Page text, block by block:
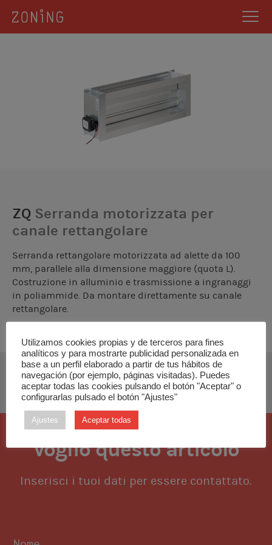
ZQ Serranda motorizzata per
canale rettangolare
Serranda rettangolare motorizzata ad alette da 100
mm, parallele alla dimensione maggiore (quota L).
Costruzione in alluminio e trasmissione a ingranaggi
in poliammide. Da montare direttamente su canale
rettangolare.
SCARICA MANUALE TECNICO
Voglio questo articolo
Inserisci i tuoi dati per essere contattato.
Utilizamos cookies propias y de terceros para fines
analíticos y para mostrarte publicidad personalizada en
base a un perfil elaborado a partir de tus hábitos de
navegación (por ejemplo, páginas visitadas). Puedes
aceptar todas las cookies pulsando el botón "Aceptar" o
configurarlas pulsado el botón "Ajustes"
Ajustes Aceptar todas